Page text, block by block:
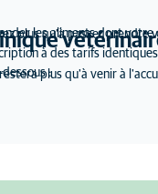
les aliments dont votre
plus qu'à passer prendre
à des tarifs
:
plus qu'à venir à